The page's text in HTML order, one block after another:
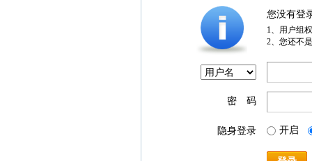
您没有登
1、用户组
2、您还不
密 码
隐身登录 开启